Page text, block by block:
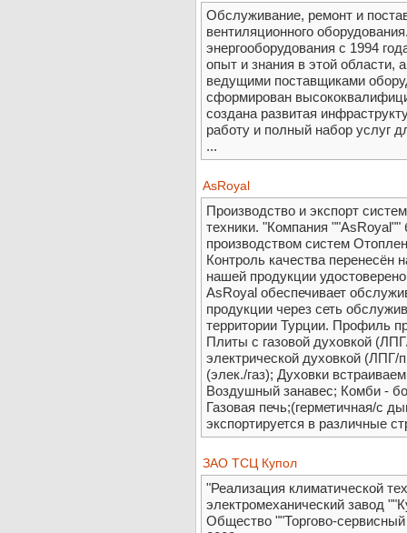
Обслуживание, ремонт и
вентиляционного
энергооборудования с 1994
опыт и знания в этой области,
ведущими поставщиками
сформирован
создана развитая
работу и полный набор услуг
...
AsRoyal
Производство и экспорт
техники. "Компания ""AsRoyal""
производством систем
Контроль качества перенесён
нашей продукции
АsRoyal обеспечивает
продукции через сеть
территории Турции. Профиль
Плиты с газовой духовкой
электрической духовкой
(элек./газ); Духовки
Воздушный занавес; Комби -
Газовая печь;(герметичная/с
экспортируется в различные
ЗАО ТСЦ Купол
"Реализация климатической
электромеханический завод
Общество ""Торгово-